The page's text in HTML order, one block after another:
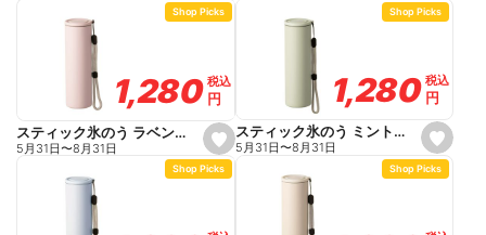
t
o
r
i
e
t
o
r
i
e
s
e
t
o
Shop Picks
1,280
1,280税込
税込
円
円
スティック氷のう ラベンダー 140ml
5月31日〜8月31日
s
e
t
o
Shop Picks
1,280
1,280 税込
税込
円
円
スティック氷のう ミント 140ml
5月31日〜8月31日
Shop Picks Shop Picks